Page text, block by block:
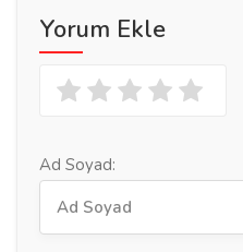
Yorum Ekle
Ad Soyad: